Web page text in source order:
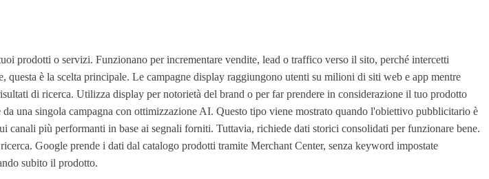
prodotti o servizi. Funzionano per incrementare vendite, lead o traffico verso il sito, perché intercetti
è la scelta principale. Le campagne display raggiungono utenti su milioni di siti web e app mentre
di ricerca. Utilizza display per notorietà del brand o per far prendere in considerazione il tuo prodotto
una singola campagna con ottimizzazione AI. Questo tipo viene mostrato quando l'obiettivo pubblicitario è
più performanti in base ai segnali forniti. Tuttavia, richiede dati storici consolidati per funzionare bene.
Google prende i dati dal catalogo prodotti tramite Merchant Center, senza keyword impostate
subito il prodotto.